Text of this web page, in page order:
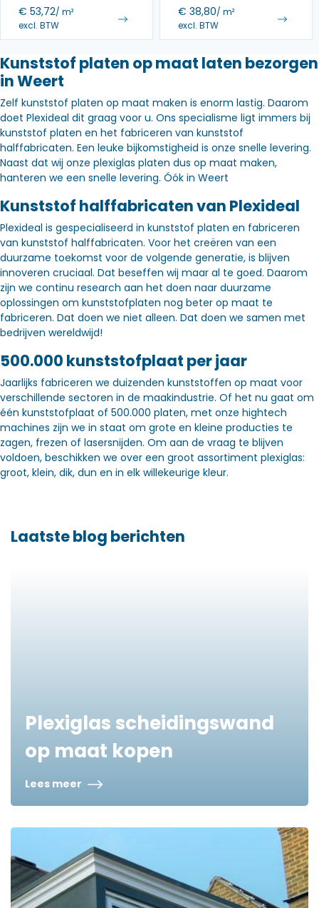
€ 53,72/ m²
excl. BTW
€ 38,80/ m²
excl. BTW
Kunststof platen op maat laten bezorgen
in Weert
Zelf kunststof platen op maat maken is enorm lastig. Daarom
doet Plexideal dit graag voor u. Ons specialisme ligt immers bij
kunststof platen en het fabriceren van kunststof
halffabricaten. Een leuke bijkomstigheid is onze snelle levering.
Naast dat wij onze plexiglas platen dus op maat maken,
hanteren we een snelle levering. Óók in Weert
Kunststof halffabricaten van Plexideal
Plexideal is gespecialiseerd in kunststof platen en fabriceren
van kunststof halffabricaten. Voor het creëren van een
duurzame toekomst voor de volgende generatie, is blijven
innoveren cruciaal. Dat beseffen wij maar al te goed. Daarom
zijn we continu research aan het doen naar duurzame
oplossingen om kunststofplaten nog beter op maat te
fabriceren. Dat doen we niet alleen. Dat doen we samen met
bedrijven wereldwijd!
500.000 kunststofplaat per jaar
Jaarlijks fabriceren we duizenden kunststoffen op maat voor
verschillende sectoren in de maakindustrie. Of het nu gaat om
één kunststofplaat of 500.000 platen, met onze hightech
machines zijn we in staat om grote en kleine producties te
zagen, frezen of lasersnijden. Om aan de vraag te blijven
voldoen, beschikken we over een groot assortiment plexiglas:
groot, klein, dik, dun en in elk willekeurige kleur.
Laatste blog berichten
Plexiglas scheidingswand
op maat kopen
Lees meer